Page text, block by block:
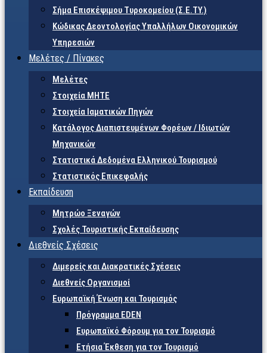
Σήμα Επισκέψιμου Τυροκομείου (Σ.Ε.TY.)
Κώδικας Δεοντολογίας Υπαλλήλων Οικονομικών
Υπηρεσιών
Μελέτες / Πίνακες
Μελέτες
Στοιχεία ΜΗΤΕ
Στοιχεία Ιαματικών Πηγών
Κατάλογος Διαπιστευμένων Φορέων / Ιδιωτών
Μηχανικών
Στατιστικά Δεδομένα Ελληνικού Τουρισμού
Στατιστικός Επικεφαλής
Εκπαίδευση
Μητρώο Ξεναγών
Σχολές Τουριστικής Εκπαίδευσης
Διεθνείς Σχέσεις
Διμερείς και Διακρατικές Σχέσεις
Διεθνείς Οργανισμοί
Ευρωπαϊκή Ένωση και Τουρισμός
Πρόγραμμα EDEN
Ευρωπαϊκό Φόρουμ για τον Τουρισμό
Ετήσια Έκθεση για τον Τουρισμό